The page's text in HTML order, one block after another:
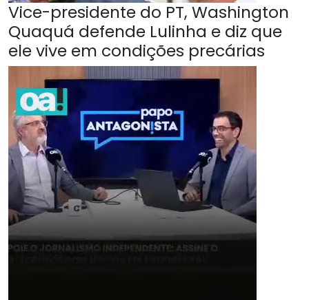
Vice-presidente do PT, Washington
Quaquá defende Lulinha e diz que
ele vive em condições precárias